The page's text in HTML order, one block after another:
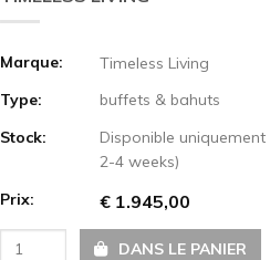
Suivant
Marque:
Timeless Living
Type:
buffets & bahuts
Stock:
Disponible
2-4 weeks)
Prix:
€ 1.945,00
DANS LE PANIER